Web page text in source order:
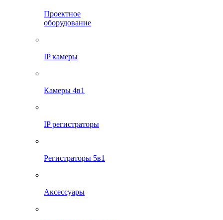
Проектное
оборудование
IP камеры
Камеры 4в1
IP регистраторы
Регистраторы 5в1
Аксессуары